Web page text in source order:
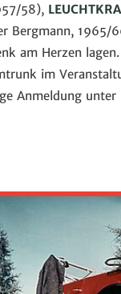
58),
Bergmann, 1965/
am Herzen lagen.
im
Anmeldung unter